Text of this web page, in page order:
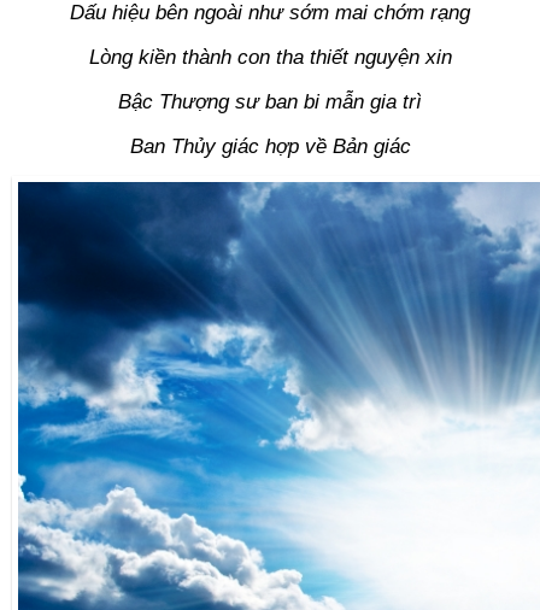
Dấu hiệu bên ngoài như sớm mai chớm rạng
Lòng kiền thành con tha thiết nguyện xin
Bậc Thượng sư ban bi mẫn gia trì
Ban Thủy giác hợp về Bản giác